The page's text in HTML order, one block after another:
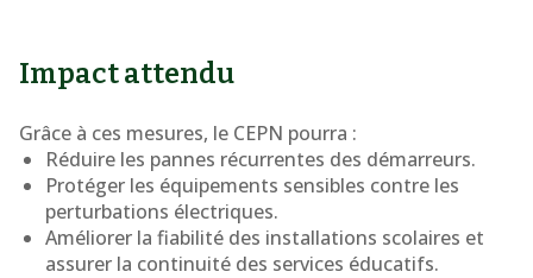
Impact attendu
Grâce à ces mesures, le CEPN pourra :
Réduire les pannes récurrentes des démarreurs.
Protéger les équipements sensibles contre les
perturbations électriques.
Améliorer la fiabilité des installations scolaires et
assurer la continuité des services éducatifs.